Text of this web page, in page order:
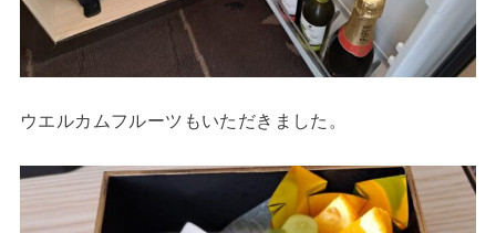
ウエルカムフルーツもいただきました。